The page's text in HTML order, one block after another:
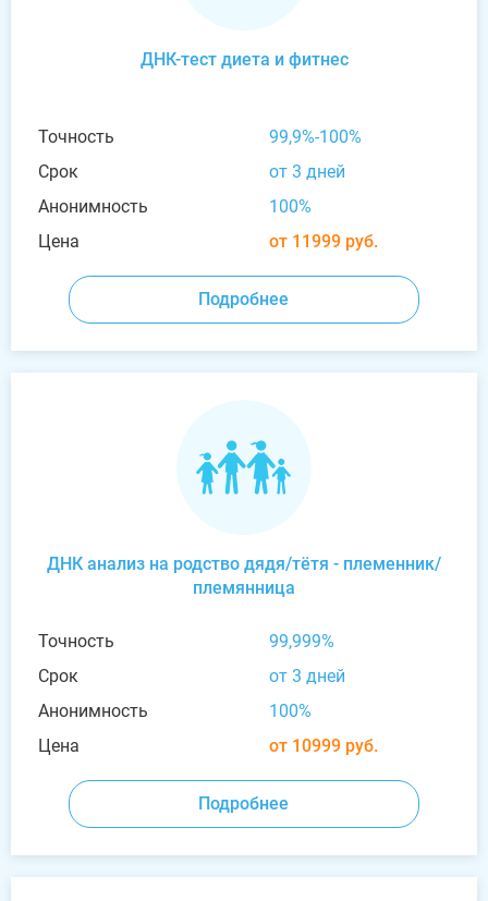
ДНК-тест диета и фитнес
Точность
99,9%-100%
Срок
от 3 дней
Анонимность
100%
Цена
от 11999 руб.
Подробнее
ДНК анализ на родство дядя/тётя - племенник/
племянница
Точность
99,999%
Срок
от 3 дней
Анонимность
100%
Цена
от 10999 руб.
Подробнее